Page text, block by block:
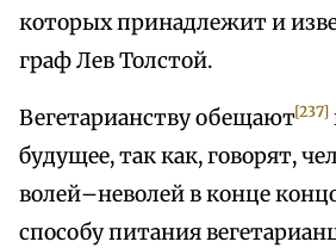
которых принадлежит и
граф Лев Толстой.
Вегетарианству обещают[237]
будущее, так как, говорят,
волей–неволей в конце
способу питания